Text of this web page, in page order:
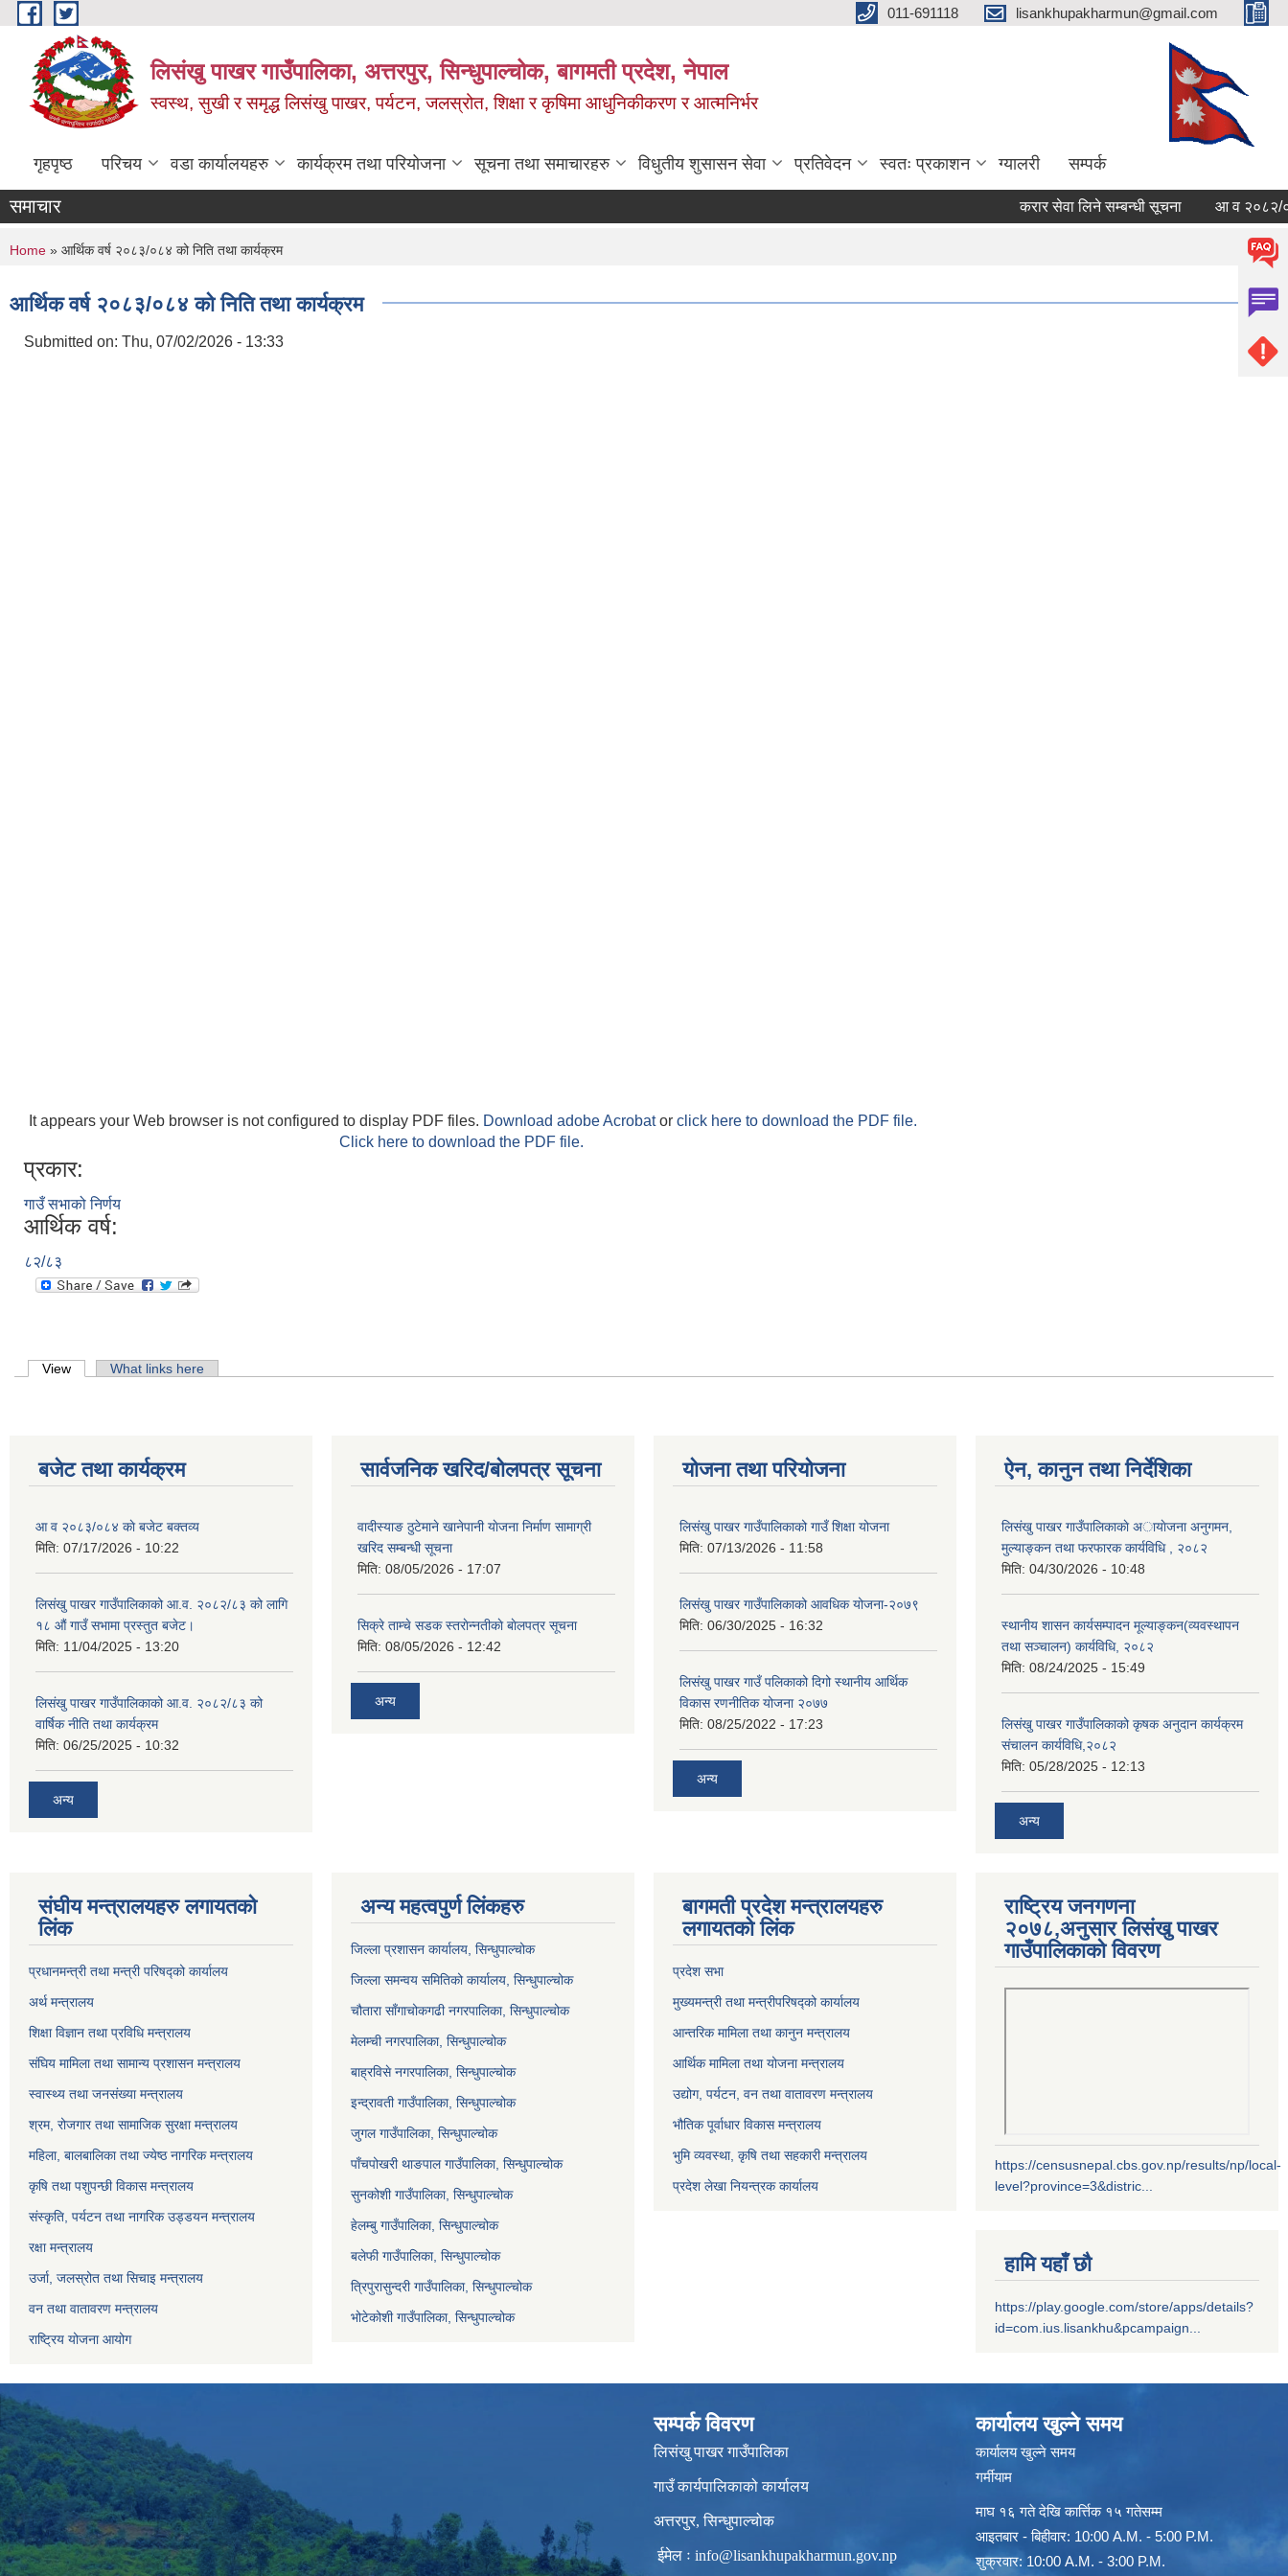
Skip to main content 011-691118 lisankhupakharmun@gmail.com
लिसंखु पाखर गाउँपालिका, अत्तरपुर, सिन्धुपाल्चोक, बागमती प्रदेश, नेपाल
स्वस्थ, सुखी र समृद्ध लिसंखु पाखर, पर्यटन, जलस्रोत, शिक्षा र कृषिमा आधुनिकीकरण र आत्मनिर्भर
गृहपृष्ठ परिचय वडा कार्यालयहरु कार्यक्रम तथा परियोजना सूचना तथा समाचारहरु विधुतीय शुसासन सेवा प्रतिवेदन स्वतः प्रकाशन ग्यालरी सम्पर्क
समाचार करार सेवा लिने सम्बन्धी सूचना आ व २०८२/०८३ काे
You are here
Home » आर्थिक वर्ष २०८३/०८४ को निति तथा कार्यक्रम
आर्थिक वर्ष २०८३/०८४ को निति तथा कार्यक्रम
Submitted on: Thu, 07/02/2026 - 13:33
It appears your Web browser is not configured to display PDF files. Download adobe Acrobator click here to download the PDF file.
Click here to download the PDF file.
प्रकार:
गाउँ सभाको निर्णय
आर्थिक वर्ष:
८२/८३
Primary tabs
View (active tab)What links here
बजेट तथा कार्यक्रम
आ व २०८३/०८४ काे बजेट बक्तव्य
मिति: 07/17/2026 - 10:22
लिसंखु पाखर गाउँपालिकाको आ.व. २०८२/८३ को लागि
१८ औं गाउँ सभामा प्रस्तुत बजेट।
मिति: 11/04/2025 - 13:20
लिसंखु पाखर गाउँपालिकाको आ.व. २०८२/८३ को
वार्षिक नीति तथा कार्यक्रम
मिति: 06/25/2025 - 10:32
अन्य
सार्वजनिक खरिद/बोलपत्र सूचना
वादीस्याङ ठुटेमाने खानेपानी याेजना निर्माण सामाग्री
खरिद सम्बन्धी सूचना
मिति: 08/05/2026 - 17:07
सिक्रे ताम्चे सडक स्तराेन्नतीकाे बाेलपत्र सूचना
मिति: 08/05/2026 - 12:42
अन्य
योजना तथा परियोजना
लिसंखु पाखर गाउँपालिकाको गाउँ शिक्षा योजना
मिति: 07/13/2026 - 11:58
लिसंखु पाखर गाउँपालिकाको आवधिक योजना-२०७९
मिति: 06/30/2025 - 16:32
लिसंखु पाखर गाउँ पलिकाको दिगो स्थानीय आर्थिक
विकास रणनीतिक योजना २०७७
मिति: 08/25/2022 - 17:23
अन्य
ऐन, कानुन तथा निर्देशिका
लिसंखु पाखर गाउँपालिकाकाे अायाेजना अनुगमन,
मुल्याङ्कन तथा फरफारक कार्यविधि , २०८२
मिति: 04/30/2026 - 10:48
स्थानीय शासन कार्यसम्पादन मूल्याङ्कन(व्यवस्थापन
तथा सञ्चालन) कार्यविधि, २०८२
मिति: 08/24/2025 - 15:49
लिसंखु पाखर गाउँपालिकाको कृषक अनुदान कार्यक्रम
संचालन कार्यविधि,२०८२
मिति: 05/28/2025 - 12:13
अन्य
संघीय मन्त्रालयहरु लगायतको
लिंक
प्रधानमन्त्री तथा मन्त्री परिषद्को कार्यालय
अर्थ मन्त्रालय
शिक्षा विज्ञान तथा प्रविधि मन्त्रालय
संघिय मामिला तथा सामान्य प्रशासन मन्त्रालय
स्वास्थ्य तथा जनसंख्या मन्त्रालय
श्रम, रोजगार तथा सामाजिक सुरक्षा मन्त्रालय
महिला, बालबालिका तथा ज्येष्ठ नागरिक मन्त्रालय
कृषि तथा पशुपन्छी विकास मन्त्रालय
संस्कृति, पर्यटन तथा नागरिक उड्डयन मन्त्रालय
रक्षा मन्त्रालय
उर्जा, जलस्रोत तथा सिचाइ मन्त्रालय
वन तथा वातावरण मन्त्रालय
राष्ट्रिय योजना आयोग
अन्य महत्वपुर्ण लिंकहरु
जिल्ला प्रशासन कार्यालय, सिन्धुपाल्चोक
जिल्ला समन्वय समितिको कार्यालय, सिन्धुपाल्चोक
चौतारा साँगाचोकगढी नगरपालिका, सिन्धुपाल्चोक
मेलम्ची नगरपालिका, सिन्धुपाल्चोक
बाह्रविसे नगरपालिका, सिन्धुपाल्चोक
इन्द्रावती गाउँपालिका, सिन्धुपाल्चोक
जुगल गाउँपालिका, सिन्धुपाल्चोक
पाँचपोखरी थाङपाल गाउँपालिका, सिन्धुपाल्चोक
सुनकोशी गाउँपालिका, सिन्धुपाल्चोक
हेलम्बु गाउँपालिका, सिन्धुपाल्चोक
बलेफी गाउँपालिका, सिन्धुपाल्चोक
त्रिपुरासुन्दरी गाउँपालिका, सिन्धुपाल्चोक
भोटेकोशी गाउँपालिका, सिन्धुपाल्चोक
बागमती प्रदेश मन्त्रालयहरु
लगायतको लिंक
प्रदेश सभा
मुख्यमन्त्री तथा मन्त्रीपरिषद्को कार्यालय
आन्तरिक मामिला तथा कानुन मन्त्रालय
आर्थिक मामिला तथा योजना मन्त्रालय
उद्योग, पर्यटन, वन तथा वातावरण मन्त्रालय
भौतिक पूर्वाधार विकास मन्त्रालय
भुमि व्यवस्था, कृषि तथा सहकारी मन्त्रालय
प्रदेश लेखा नियन्त्रक कार्यालय
राष्ट्रिय जनगणना
२०७८,अनुसार लिसंखु पाखर
गाउँपालिकाको विवरण
https://censusnepal.cbs.gov.np/results/np/local-
level?province=3&distric...
हामि यहाँ छौ
https://play.google.com/store/apps/details?
id=com.ius.lisankhu&pcampaign...
सम्पर्क विवरण
लिसंखु पाखर गाउँपालिका
गाउँ कार्यपालिकाको कार्यालय
अत्तरपुर, सिन्धुपाल्चोक
ईमेल ः info@lisankhupakharmun.gov.np
कार्यालय खुल्ने समय
कार्यालय खुल्ने समय
गर्मीयाम
माघ १६ गते देखि कार्त्तिक १५ गतेसम्म
आइतबार - बिहीवार: 10:00 A.M. - 5:00 P.M.
शुक्रवार: 10:00 A.M. - 3:00 P.M.